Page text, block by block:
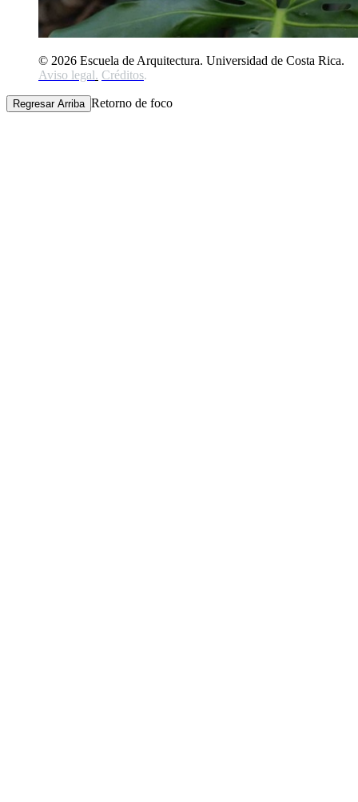
© 2026 Escuela de Arquitectura. Universidad de Costa Rica.
Aviso legal. Créditos.
Regresar Arriba Retorno de foco